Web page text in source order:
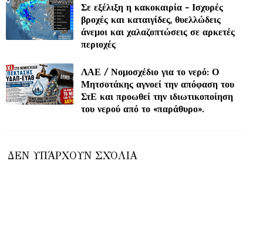
Σε εξέλιξη η κακοκαιρία - Ισχυρές
βροχές και καταιγίδες, θυελλώδεις
άνεμοι και χαλαζοπτώσεις σε αρκετές
περιοχές
ΛΑΕ / Νομοσχέδιο για το νερό: Ο
Μητσοτάκης αγνοεί την απόφαση του
ΣτΕ και προωθεί την ιδιωτικοποίηση
του νερού από το «παράθυρο».
ΔΕΝ ΥΠΆΡΧΟΥΝ ΣΧΌΛΙΑ